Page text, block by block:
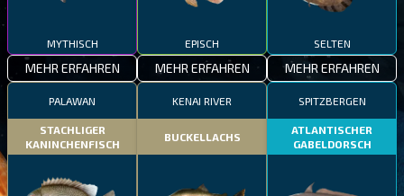
MYTHISCH
MEHR ERFAHREN
EPISCH
MEHR ERFAHREN
SELTEN
MEHR ERFAHREN
PALAWAN
STACHLIGER
KANINCHENFISCH
KENAI RIVER
BUCKELLACHS
SPITZBERGEN
ATLANTISCHER
GABELDORSCH